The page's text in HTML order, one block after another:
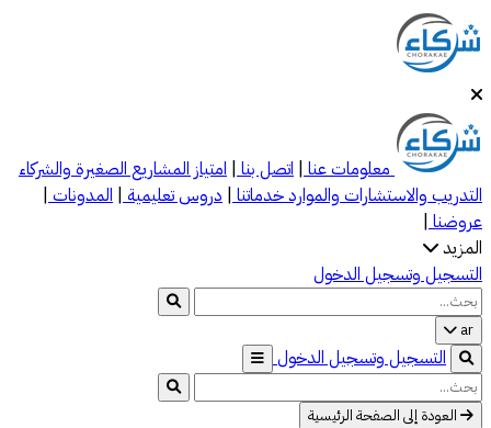
معلومات عنا|اتصل بنا|امتيازالمشاريع الصغيرة والشركاء
التدريب والاستشارات والمواردخدماتنا|دروس تعليمية|المدونات|
عروضنا|
المزيد
التسجيل وتسجيل الدخول
ar
التسجيل وتسجيل الدخول
العودة إلى الصفحة الرئيسية